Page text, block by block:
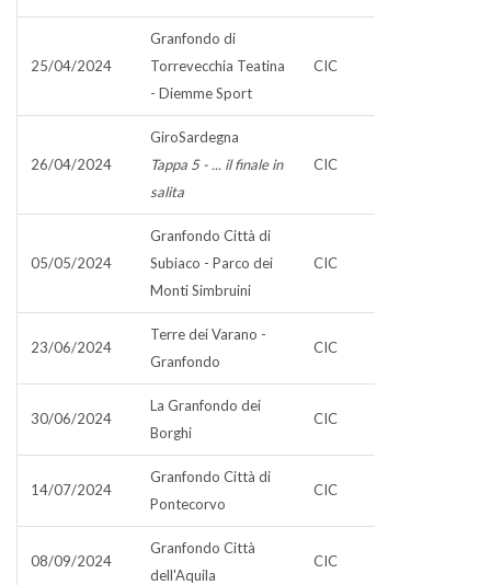
25/04/2024
Granfondo di
Torrevecchia Teatina
- Diemme Sport
CIC
26/04/2024
GiroSardegna
Tappa 5 - ... il finale in
salita
CIC
05/05/2024
Granfondo Città di
Subiaco - Parco dei
Monti Simbruini
CIC
23/06/2024
Terre dei Varano -
Granfondo
CIC
30/06/2024
La Granfondo dei
Borghi
CIC
14/07/2024
Granfondo Città di
Pontecorvo
CIC
08/09/2024
Granfondo Città
dell'Aquila
CIC